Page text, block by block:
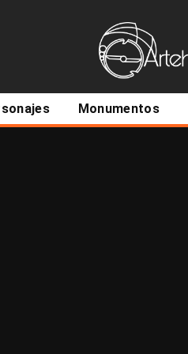
Monumentos